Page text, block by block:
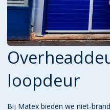
loopdeur
Bij Matex bieden we niet-